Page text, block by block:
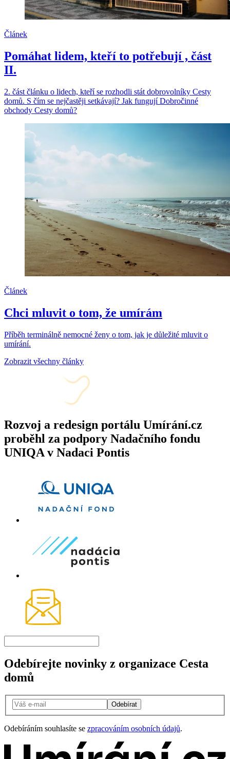
Článek
Pomáhat lidem, kteří to potřebují , část
II.
2. část článku o lidech, kteří se rozhodli stát dobrovolníky Cesty
domů. S čím se nejčastěji setkávají? Jak fungují Dobročinné
obchody Cesty domů?
Článek
Chci mluvit o tom, že umírám
Příběh terminálně nemocné ženy o tom, jak je důležité mluvit o
umírání.
Zobrazit všechny články
Rozvoj a redesign portálu Umírání.cz
proběhl za podpory Nadačního fondu
UNIQA v Nadaci Pontis
Odebírejte novinky z organizace Cesta
domů
Odebírat
Odebíráním souhlasíte se zpracováním osobních údajů.